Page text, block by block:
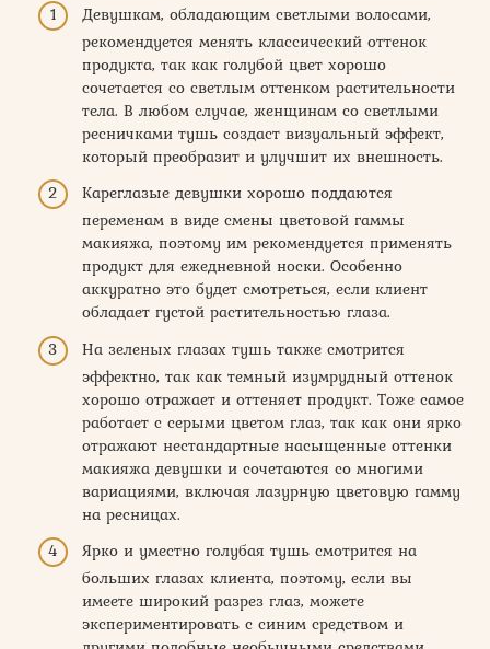
Девушкам, обладающим светлыми волосами,
рекомендуется менять классический оттенок
продукта, так как голубой цвет хорошо
сочетается со светлым оттенком растительности
тела. В любом случае, женщинам со светлыми
ресничками тушь создаст визуальный эффект,
который преобразит и улучшит их внешность.
Кареглазые девушки хорошо поддаются
переменам в виде смены цветовой гаммы
макияжа, поэтому им рекомендуется применять
продукт для ежедневной носки. Особенно
аккуратно это будет смотреться, если клиент
обладает густой растительностью глаза.
На зеленых глазах тушь также смотрится
эффектно, так как темный изумрудный оттенок
хорошо отражает и оттеняет продукт. Тоже самое
работает с серыми цветом глаз, так как они ярко
отражают нестандартные насыщенные оттенки
макияжа девушки и сочетаются со многими
вариациями, включая лазурную цветовую гамму
на ресницах.
Ярко и уместно голубая тушь смотрится на
больших глазах клиента, поэтому, если вы
имеете широкий разрез глаз, можете
экспериментировать с синим средством и